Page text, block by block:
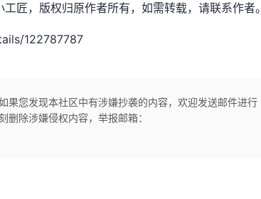
匠，版权归原作者所有，如需转载，请联系作者。
122787787
果您发现本社区中有涉嫌抄袭的内容，欢迎发送邮件进行
除涉嫌侵权内容，举报邮箱：